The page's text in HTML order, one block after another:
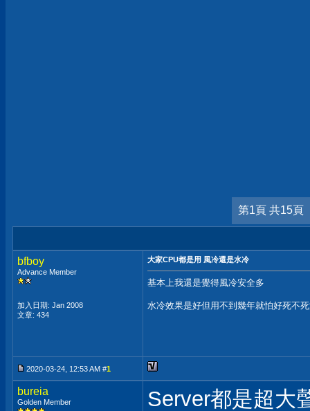
第1頁 共15頁
bfboy
Advance Member
加入日期: Jan 2008
文章: 434
大家CPU都是用 風冷還是水冷
基本上我還是覺得風冷安全多
水冷效果是好但用不到幾年就怕好死不
2020-03-24, 12:53 AM #1
bureia
Golden Member Server都是超大